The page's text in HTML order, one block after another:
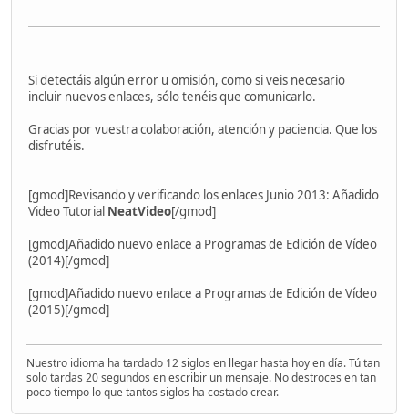
Si detectáis algún error u omisión, como si veis necesario
incluir nuevos enlaces, sólo tenéis que comunicarlo.
Gracias por vuestra colaboración, atención y paciencia. Que los
disfrutéis.
[gmod]Revisando y verificando los enlaces Junio 2013: Añadido
Video Tutorial NeatVideo[/gmod]
[gmod]Añadido nuevo enlace a Programas de Edición de Vídeo
(2014)[/gmod]
[gmod]Añadido nuevo enlace a Programas de Edición de Vídeo
(2015)[/gmod]
Nuestro idioma ha tardado 12 siglos en llegar hasta hoy en día. Tú tan
solo tardas 20 segundos en escribir un mensaje. No destroces en tan
poco tiempo lo que tantos siglos ha costado crear.